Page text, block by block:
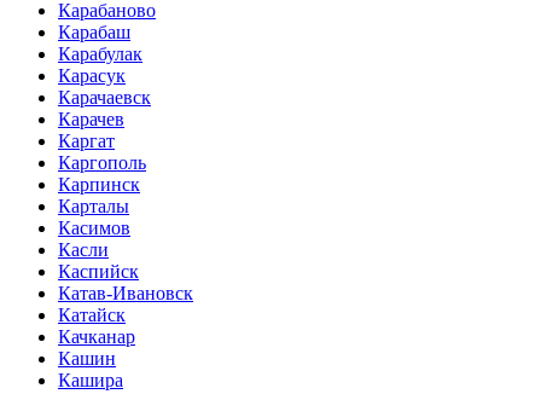
Карабаново
Карабаш
Карабулак
Карасук
Карачаевск
Карачев
Каргат
Каргополь
Карпинск
Карталы
Касимов
Касли
Каспийск
Катав-Ивановск
Катайск
Качканар
Кашин
Кашира